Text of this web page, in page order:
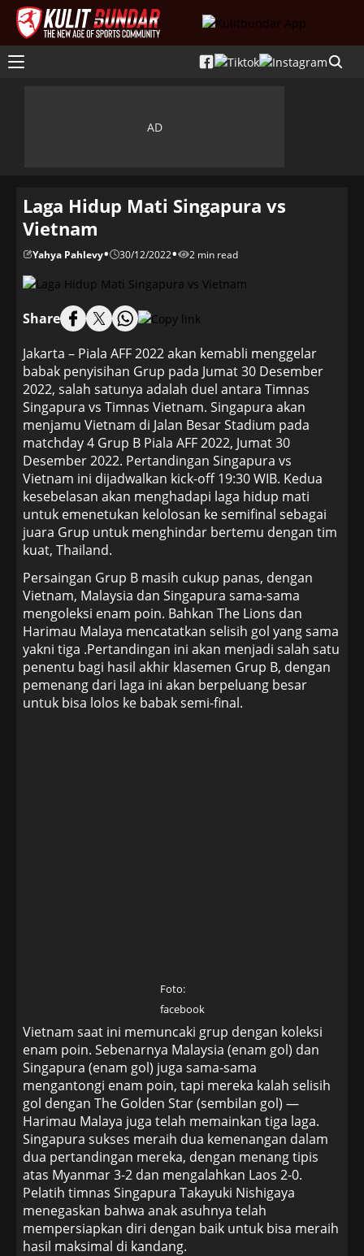
Laga Hidup Mati Singapura vs
Vietnam
Yahya Pahlevy• 30/12/2022• 2 min read
Share
Jakarta – Piala AFF 2022 akan kemabli menggelar
babak penyisihan Grup pada Jumat 30 Desember
2022, salah satunya adalah duel antara Timnas
Singapura vs Timnas Vietnam. Singapura akan
menjamu Vietnam di Jalan Besar Stadium pada
matchday 4 Grup B Piala AFF 2022, Jumat 30
Desember 2022. Pertandingan Singapura vs
Vietnam ini dijadwalkan kick-off 19:30 WIB. Kedua
kesebelasan akan menghadapi laga hidup mati
untuk emenetukan kelolosan ke semifinal sebagai
juara Grup untuk menghindar bertemu dengan tim
kuat, Thailand.
Persaingan Grup B masih cukup panas, dengan
Vietnam, Malaysia dan Singapura sama-sama
mengoleksi enam poin. Bahkan The Lions dan
Harimau Malaya mencatatkan selisih gol yang sama
yakni tiga .Pertandingan ini akan menjadi salah satu
penentu bagi hasil akhir klasemen Grup B, dengan
pemenang dari laga ini akan berpeluang besar
untuk bisa lolos ke babak semi-final.
Foto:
facebook
Vietnam saat ini memuncaki grup dengan koleksi
enam poin. Sebenarnya Malaysia (enam gol) dan
Singapura (enam gol) juga sama-sama
mengantongi enam poin, tapi mereka kalah selisih
gol dengan The Golden Star (sembilan gol) —
Harimau Malaya juga telah memainkan tiga laga.
Singapura sukses meraih dua kemenangan dalam
dua pertandingan mereka, dengan menang tipis
atas Myanmar 3-2 dan mengalahkan Laos 2-0.
Pelatih timnas Singapura Takayuki Nishigaya
menegaskan bahwa anak asuhnya telah
mempersiapkan diri dengan baik untuk bisa meraih
hasil maksimal di kandang.